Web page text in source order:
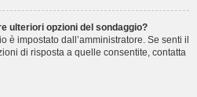
ulteriori opzioni del sondaggio?
è impostato dall’amministratore. Se senti il
di risposta a quelle consentite, contatta